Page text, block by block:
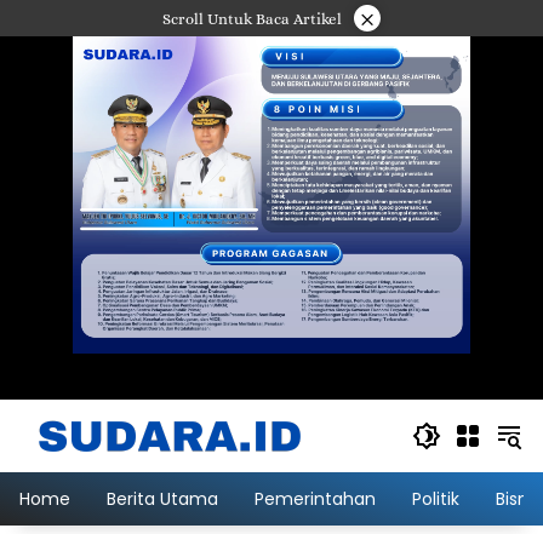
ke
Scroll Untuk Baca Artikel ×
Home Berita Utama Pemerintahan Politik